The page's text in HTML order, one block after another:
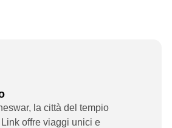
la città del tempio
offre viaggi unici e